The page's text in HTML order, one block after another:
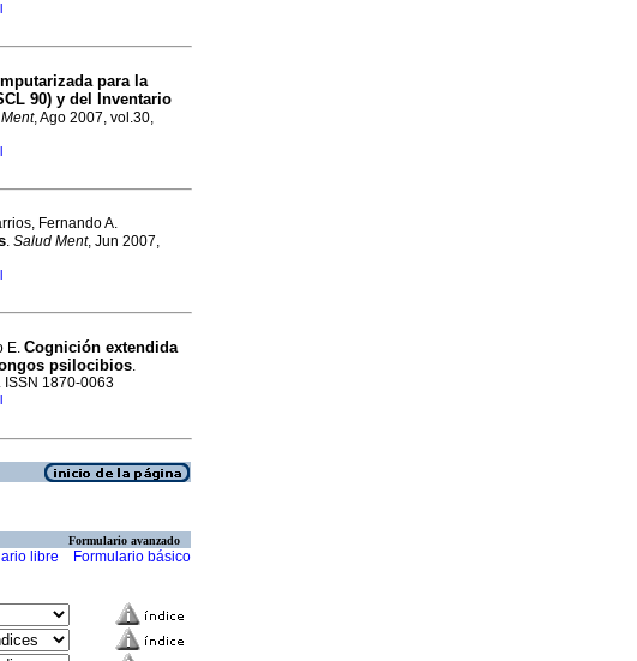
para la
90) y del Inventario
, Ago 2007, vol.30,
Fernando A.
. Salud Ment, Jun 2007,
E. Cognición extendida
psilocibios.
ISSN 1870-0063
Formulario avanzado
libre Formulario básico